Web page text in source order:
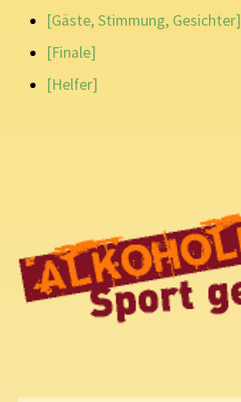
[Gäste, Stimmung, Gesichter]
[Finale]
[Helfer]